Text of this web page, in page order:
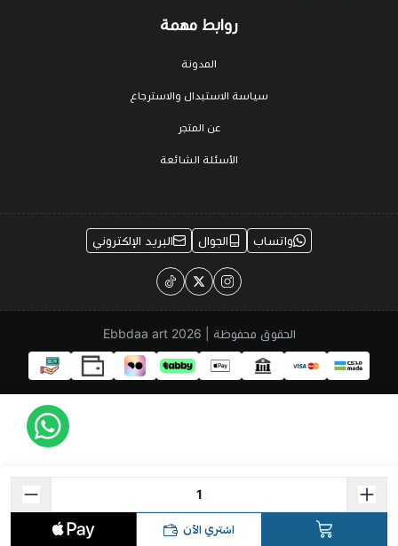
اشتري الآن
روابط مهمة
المدونة
سياسة الاستبدال والاسترجاع
عن المتجر
الأسئلة الشائعة
واتساب الجوال البريد الإلكتروني
الحقوق محفوظة | 2026 Ebbdaa art